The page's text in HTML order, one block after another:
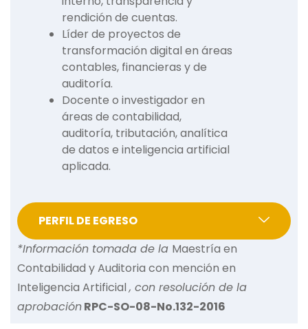
rendición de cuentas.
Líder de proyectos de
transformación digital en áreas
contables, financieras y de
auditoría.
Docente o investigador en
áreas de contabilidad,
auditoría, tributación, analítica
de datos e inteligencia artificial
aplicada.
PERFIL DE EGRESO
*Información tomada de la Maestría en
Contabilidad y Auditoria con mención en
Inteligencia Artificial, con resolución de la
aprobaciónRPC-SO-08-No.132-2016